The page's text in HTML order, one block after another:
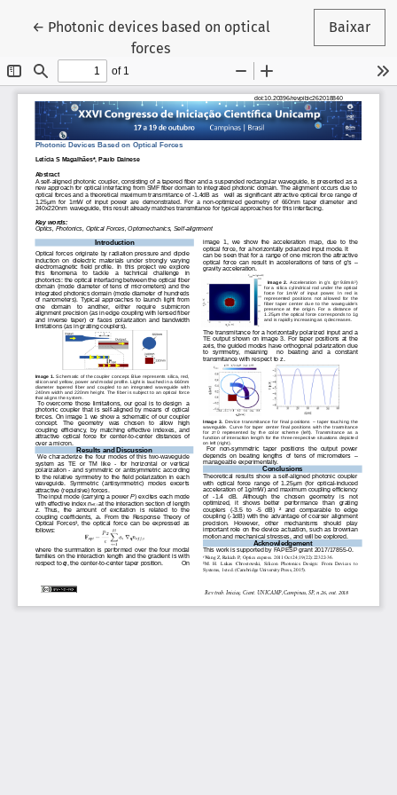
← Voltar aos Detalhes do Artigo
Photonic devices based on optical
forces
Baixar